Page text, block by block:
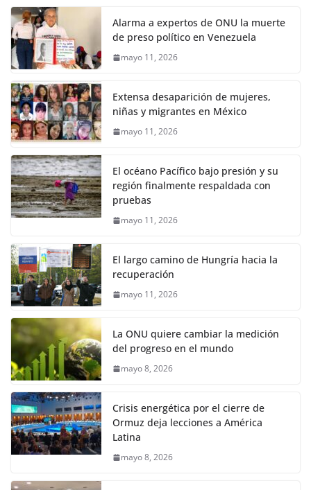
Alarma a expertos de ONU la muerte
de preso político en Venezuela
mayo 11, 2026
Extensa desaparición de mujeres,
niñas y migrantes en México
mayo 11, 2026
El océano Pacífico bajo presión y su
región finalmente respaldada con
pruebas
mayo 11, 2026
El largo camino de Hungría hacia la
recuperación
mayo 11, 2026
La ONU quiere cambiar la medición
del progreso en el mundo
mayo 8, 2026
Crisis energética por el cierre de
Ormuz deja lecciones a América
Latina
mayo 8, 2026